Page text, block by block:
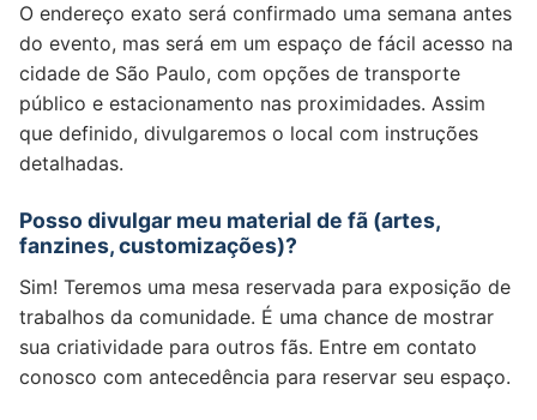
O endereço exato será confirmado uma semana antes
do evento, mas será em um espaço de fácil acesso na
cidade de São Paulo, com opções de transporte
público e estacionamento nas proximidades. Assim
que definido, divulgaremos o local com instruções
detalhadas.
Posso divulgar meu material de fã (artes,
fanzines, customizações)?
Sim! Teremos uma mesa reservada para exposição de
trabalhos da comunidade. É uma chance de mostrar
sua criatividade para outros fãs. Entre em contato
conosco com antecedência para reservar seu espaço.